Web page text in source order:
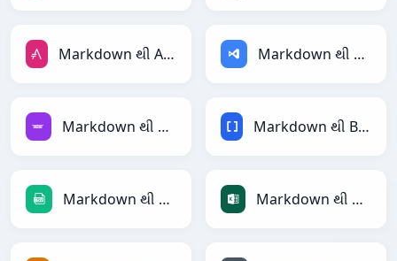
Markdown થી AsciiDoc Markdown થી ASP
Markdown થી Avro Markdown થી BBCode
Markdown થી CSV Markdown થી Excel